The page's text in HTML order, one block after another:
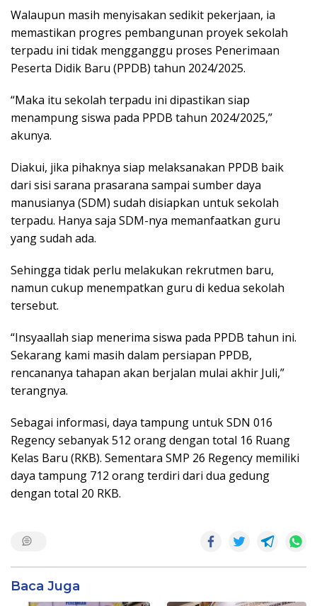
Walaupun masih menyisakan sedikit pekerjaan, ia
memastikan progres pembangunan proyek sekolah
terpadu ini tidak mengganggu proses Penerimaan
Peserta Didik Baru (PPDB) tahun 2024/2025.
“Maka itu sekolah terpadu ini dipastikan siap
menampung siswa pada PPDB tahun 2024/2025,”
akunya.
Diakui, jika pihaknya siap melaksanakan PPDB baik
dari sisi sarana prasarana sampai sumber daya
manusianya (SDM) sudah disiapkan untuk sekolah
terpadu. Hanya saja SDM-nya memanfaatkan guru
yang sudah ada.
Sehingga tidak perlu melakukan rekrutmen baru,
namun cukup menempatkan guru di kedua sekolah
tersebut.
“Insyaallah siap menerima siswa pada PPDB tahun ini.
Sekarang kami masih dalam persiapan PPDB,
rencananya tahapan akan berjalan mulai akhir Juli,”
terangnya.
Sebagai informasi, daya tampung untuk SDN 016
Regency sebanyak 512 orang dengan total 16 Ruang
Kelas Baru (RKB). Sementara SMP 26 Regency memiliki
daya tampung 712 orang terdiri dari dua gedung
dengan total 20 RKB.
Baca Juga